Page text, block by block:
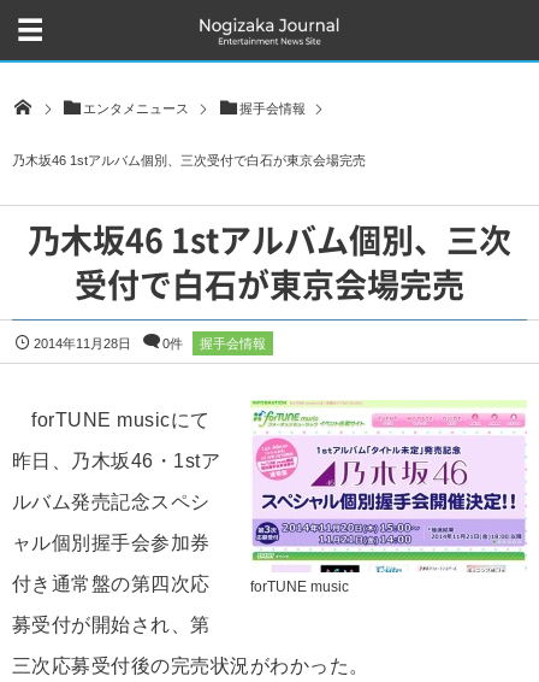
エンタメニュース 握手会情報
乃木坂46 1stアルバム個別、三次受付で白石が東京会場完売
乃木坂46 1stアルバム個別、三次
受付で白石が東京会場完売
2014年11月28日 0件 握手会情報
forTUNE music
forTUNE musicにて
昨日、乃木坂46・1stア
ルバム発売記念スペシ
ャル個別握手会参加券
付き通常盤の第四次応
募受付が開始され、第
三次応募受付後の完売状況がわかった。